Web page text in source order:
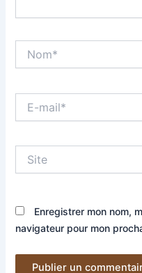
mail*
Enregistrer mon nom,
navigateur pour mon